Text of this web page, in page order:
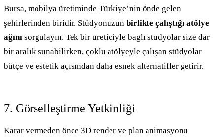
Bursa, mobilya üretiminde Türkiye’nin önde gelen
şehirlerinden biridir. Stüdyonuzun birlikte çalıştığı atölye
ağını sorgulayın. Tek bir üreticiyle bağlı stüdyolar size dar
bir aralık sunabilirken, çoklu atölyeyle çalışan stüdyolar
bütçe ve estetik açısından daha esnek alternatifler getirir.
7. Görselleştirme Yetkinliği
Karar vermeden önce 3D render ve plan animasyonu